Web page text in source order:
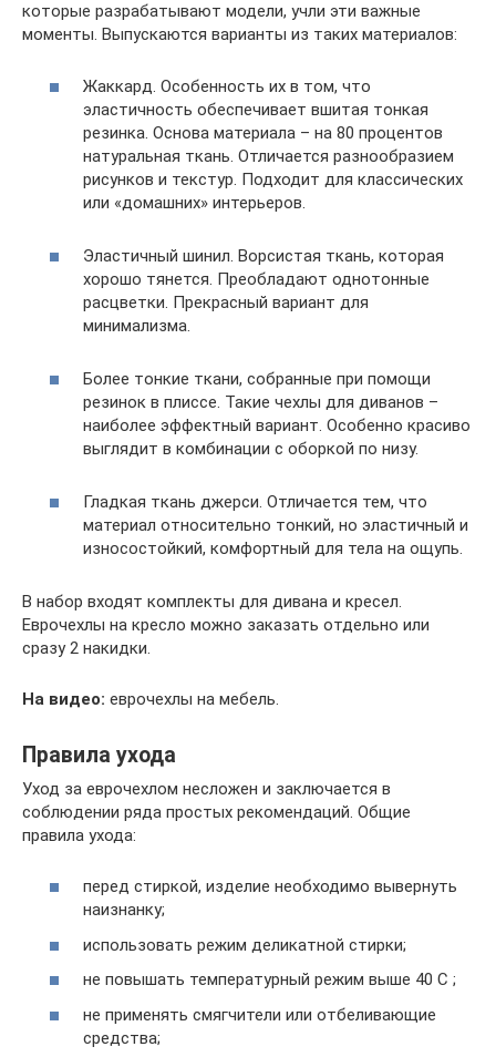
которые разрабатывают модели, учли эти важные
моменты. Выпускаются варианты из таких материалов:
Жаккард. Особенность их в том, что
эластичность обеспечивает вшитая тонкая
резинка. Основа материала – на 80 процентов
натуральная ткань. Отличается разнообразием
рисунков и текстур. Подходит для классических
или «домашних» интерьеров.
Эластичный шинил. Ворсистая ткань, которая
хорошо тянется. Преобладают однотонные
расцветки. Прекрасный вариант для
минимализма.
Более тонкие ткани, собранные при помощи
резинок в плиссе. Такие чехлы для диванов –
наиболее эффектный вариант. Особенно красиво
выглядит в комбинации с оборкой по низу.
Гладкая ткань джерси. Отличается тем, что
материал относительно тонкий, но эластичный и
износостойкий, комфортный для тела на ощупь.
В набор входят комплекты для дивана и кресел.
Еврочехлы на кресло можно заказать отдельно или
сразу 2 накидки.
На видео: еврочехлы на мебель.
Правила ухода
Уход за еврочехлом несложен и заключается в
соблюдении ряда простых рекомендаций. Общие
правила ухода:
перед стиркой, изделие необходимо вывернуть
наизнанку;
использовать режим деликатной стирки;
не повышать температурный режим выше 40 C ;
не применять смягчители или отбеливающие
средства;